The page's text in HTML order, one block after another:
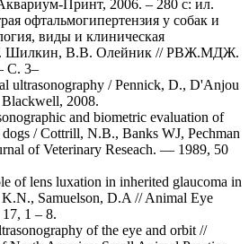
Принт, 2006. – 280 с: ил.
офтальмогипертензия у собак и
виды и клиническая
Шилкин, В.В. Олейник // РВЖ.МДЖ.
3–
ultrasonography / Pennick, D., D'Anjou
2008.
and biometric evaluation of
/ Cottrill, N.B., Banks WJ, Pechman
of Veterinary Reseach. ― 1989, 50
of lens luxation in inherited glaucoma in
K.N., Samuelson, D.A // Animal Eye
1 – 8.
of the eye and orbit //